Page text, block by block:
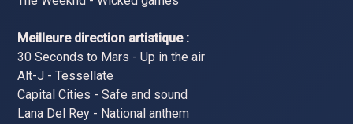
Meilleure direction artistique :
30 Seconds to Mars - Up in the air
Alt-J - Tessellate
Capital Cities - Safe and sound
Lana Del Rey - National anthem